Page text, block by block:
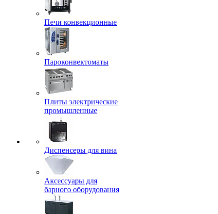
Печи конвекционные
Пароконвектоматы
Плиты электрические
промышленные
Диспенсеры для вина
Аксессуары для
барного оборудования